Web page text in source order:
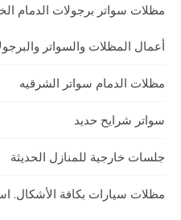
مظلات سواتر برجولات الدمام
أعمال المظلات والسواتر
مظلات الدمام سواتر الشرقيه
سواتر شرايح حديد
جلسات خارجية للمنازل الحديثة
مظلات سيارات بكافة الأشكال.